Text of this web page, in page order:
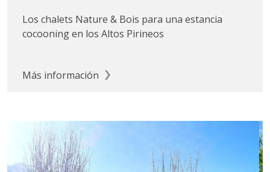
Los chalets Nature & Bois para una estancia
cocooning en los Altos Pirineos
Más información